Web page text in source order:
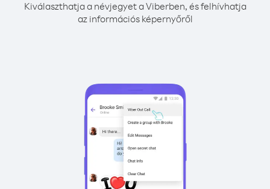
Kiválaszthatja a névjegyet a Viberben, és felhívhatja
az információs képernyőről